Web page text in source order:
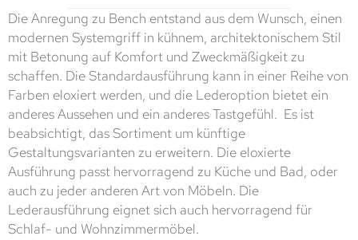
Die Anregung zu Bench entstand aus dem Wunsch, einen
modernen Systemgriff in kühnem, architektonischem Stil
mit Betonung auf Komfort und Zweckmäßigkeit zu
schaffen. Die Standardausführung kann in einer Reihe von
Farben eloxiert werden, und die Lederoption bietet ein
anderes Aussehen und ein anderes Tastgefühl. Es ist
beabsichtigt, das Sortiment um künftige
Gestaltungsvarianten zu erweitern. Die eloxierte
Ausführung passt hervorragend zu Küche und Bad, oder
auch zu jeder anderen Art von Möbeln. Die
Lederausführung eignet sich auch hervorragend für
Schlaf- und Wohnzimmermöbel.